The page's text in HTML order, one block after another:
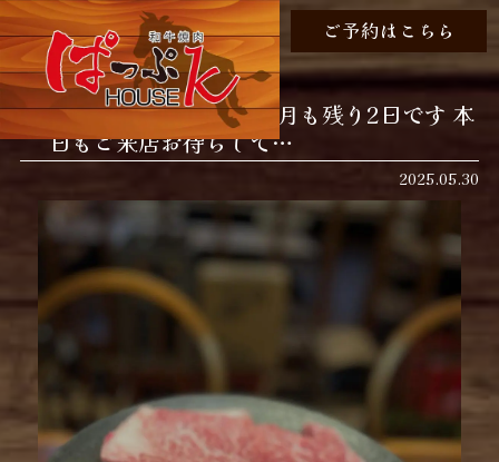
ご予約はこちら
おはようございます 今月も残り2日です 本
日もご来店お待ちして…
2025.05.30